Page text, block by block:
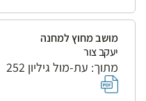
מושב מחוץ למחנה
יעקב צור
מתוך: עת-מול גיליון 252